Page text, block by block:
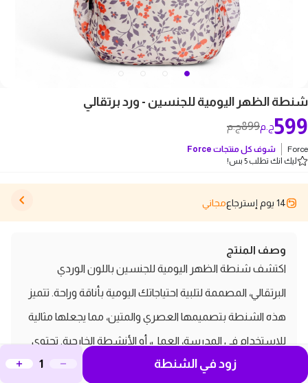
شنطة الظهر اليومية للجنسين - ورد برتقالي
899ج.م 599ج.م
Force شوف كل منتجات Force
ليك انك تطلب 5 بس!
14 يوم إسترجاع مجاني
وصف المنتج
اكتشف شنطة الظهر اليومية للجنسين باللون الوردي
البرتقالي، المصممة لتلبية احتياجاتك اليومية بأناقة وراحة. تتميز
هذه الشنطة بتصميمها العصري والمتين، مما يجعلها مثالية
للاستخدام في المدرسة، العمل، أو الأنشطة الخارجية. تحتوي
على مساحة واسعة لتنظيم جميع مستلزماتك، مع جيوب
زود في الشنطة